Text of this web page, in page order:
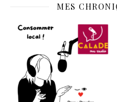
MES